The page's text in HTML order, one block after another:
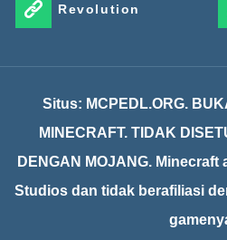
Revolution
Situs: MCPEDL.ORG.
MINECRAFT. TIDAK
DENGAN MOJANG.
Studios dan tidak berafiliasi